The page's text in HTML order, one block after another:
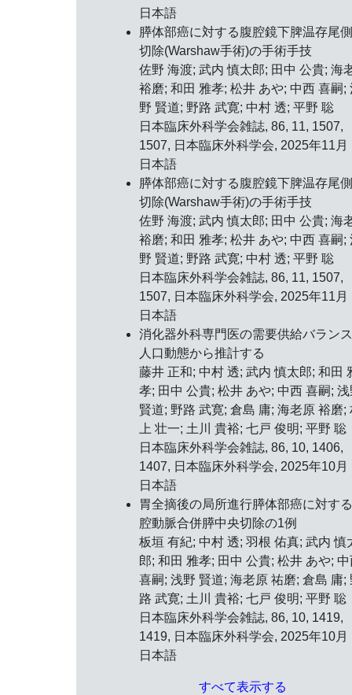
日本語
膵体部癌に対する腹腔鏡下脾温存尾
切除(Warshaw手術)の手術手技
佐野 海渡; 武内 慎太郎; 田中 公貴; 海
裕磨; 和田 雅孝; 松井 あや; 中西 喜嗣;
野 賢道; 野路 武寛; 中村 透; 平野 聡
日本臨床外科学会雑誌, 86, 11, 1507,
1507, 日本臨床外科学会, 2025年11月
日本語
膵体部癌に対する腹腔鏡下脾温存尾
切除(Warshaw手術)の手術手技
佐野 海渡; 武内 慎太郎; 田中 公貴; 海
裕磨; 和田 雅孝; 松井 あや; 中西 喜嗣;
野 賢道; 野路 武寛; 中村 透; 平野 聡
日本臨床外科学会雑誌, 86, 11, 1507,
1507, 日本臨床外科学会, 2025年11月
日本語
消化器外科専門医の需要供給バラン
人口動態から推計する
藤井 正和; 中村 透; 武内 慎太郎; 和田
孝; 田中 公貴; 松井 あや; 中西 喜嗣; 浅
賢道; 野路 武寛; 倉島 庸; 海老原 裕磨;
上 壮一; 土川 貴裕; 七戸 俊明; 平野 聡
日本臨床外科学会雑誌, 86, 10, 1406,
1407, 日本臨床外科学会, 2025年10月
日本語
胃全摘後の局所進行膵体部癌に対す
腔動脈合併膵中央切除の1例
板垣 有紀; 中村 透; 羽根 佑真; 武内 慎
郎; 和田 雅孝; 田中 公貴; 松井 あや; 中
喜嗣; 浅野 賢道; 海老原 祐磨; 倉島 庸;
路 武寛; 土川 貴裕; 七戸 俊明; 平野 聡
日本臨床外科学会雑誌, 86, 10, 1419,
1419, 日本臨床外科学会, 2025年10月
日本語
すべて表示する